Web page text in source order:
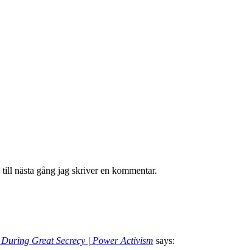
nästa gång jag skriver en kommentar.
Great Secrecy | Power Activism says: